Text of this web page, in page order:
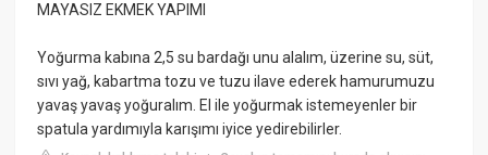
MAYASIZ EKMEK YAPIMI
Yoğurma kabına 2,5 su bardağı unu alalım, üzerine su, süt,
sıvı yağ, kabartma tozu ve tuzu ilave ederek hamurumuzu
yavaş yavaş yoğuralım. El ile yoğurmak istemeyenler bir
spatula yardımıyla karışımı iyice yedirebilirler.